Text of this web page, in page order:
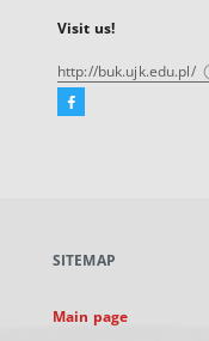
Visit us!
http://buk.ujk.edu.pl/
Facebook
new
SITEMAP
Main page